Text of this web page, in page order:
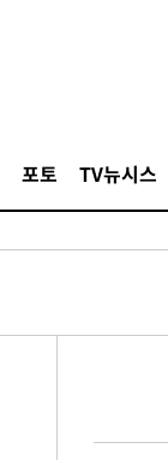
포토 TV뉴시스